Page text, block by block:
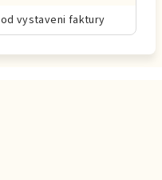
vystaveni faktury